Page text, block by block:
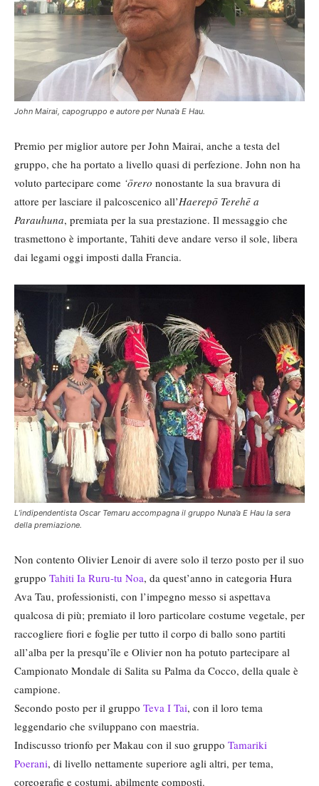
John Mairai, capogruppo e autore per Nuna’a E Hau.
Premio per miglior autore per John Mairai, anche a testa del
gruppo, che ha portato a livello quasi di perfezione. John non ha
voluto partecipare come ‘ōrero nonostante la sua bravura di
attore per lasciare il palcoscenico all’Haerepō Terehē a
Parauhuna, premiata per la sua prestazione. Il messaggio che
trasmettono è importante, Tahiti deve andare verso il sole, libera
dai legami oggi imposti dalla Francia.
L’indipendentista Oscar Temaru accompagna il gruppo Nuna’a E Hau la sera
della premiazione.
Non contento Olivier Lenoir di avere solo il terzo posto per il suo
gruppo Tahiti Ia Ruru-tu Noa, da quest’anno in categoria Hura
Ava Tau, professionisti, con l’impegno messo si aspettava
qualcosa di più; premiato il loro particolare costume vegetale, per
raccogliere fiori e foglie per tutto il corpo di ballo sono partiti
all’alba per la presqu’île e Olivier non ha potuto partecipare al
Campionato Mondale di Salita su Palma da Cocco, della quale è
campione.
Secondo posto per il gruppo Teva I Tai, con il loro tema
leggendario che sviluppano con maestria.
Indiscusso trionfo per Makau con il suo gruppo Tamariki
Poerani, di livello nettamente superiore agli altri, per tema,
coreografie e costumi, abilmente composti.